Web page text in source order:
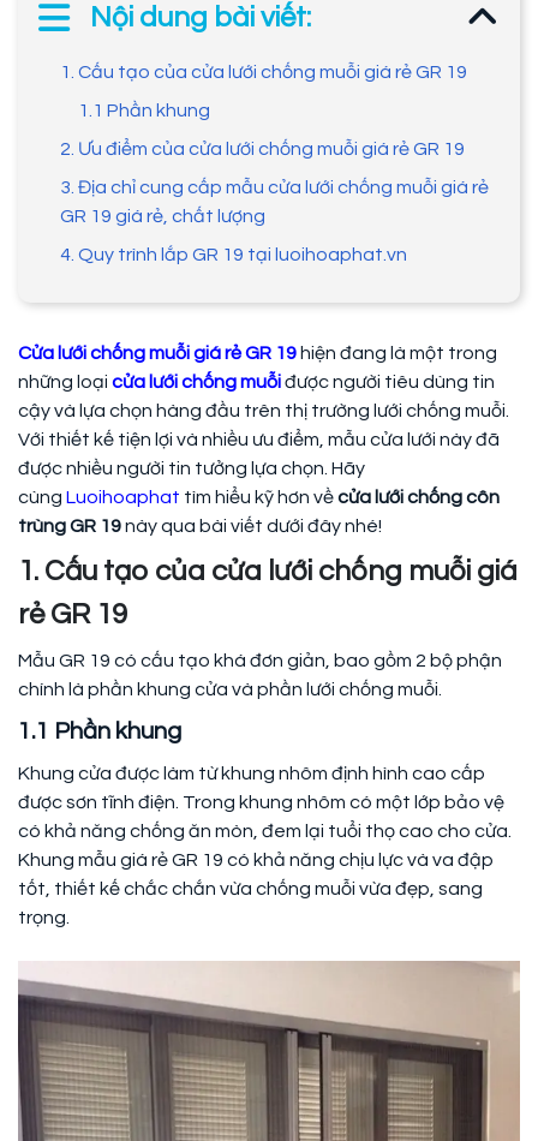
Nội dung bài viết:
1. Cấu tạo của cửa lưới chống muỗi giá rẻ GR 19
1.1 Phần khung
2. Ưu điểm của cửa lưới chống muỗi giá rẻ GR 19
3. Địa chỉ cung cấp mẫu cửa lưới chống muỗi giá rẻ
GR 19 giá rẻ, chất lượng
4. Quy trình lắp GR 19 tại luoihoaphat.vn
Cửa lưới chống muỗi giá rẻ GR 19 hiện đang là một trong
những loại cửa lưới chống muỗiđược người tiêu dùng tin
cậy và lựa chọn hàng đầu trên thị trường lưới chống muỗi.
Với thiết kế tiện lợi và nhiều ưu điểm, mẫu cửa lưới này đã
được nhiều người tin tưởng lựa chọn. Hãy
cùng Luoihoaphat tìm hiểu kỹ hơn vềcửa lưới chống côn
trùng GR 19này qua bài viết dưới đây nhé!
1. Cấu tạo của cửa lưới chống muỗi giá
rẻ GR 19
Mẫu GR 19 có cấu tạo khá đơn giản, bao gồm 2 bộ phận
chính là phần khung cửa và phần lưới chống muỗi.
1.1 Phần khung
Khung cửa được làm từ khung nhôm định hình cao cấp
được sơn tĩnh điện. Trong khung nhôm có một lớp bảo vệ
có khả năng chống ăn mòn, đem lại tuổi thọ cao cho cửa.
Khung mẫu giá rẻ GR 19 có khả năng chịu lực và va đập
tốt, thiết kế chắc chắn vừa chống muỗi vừa đẹp, sang
trọng.